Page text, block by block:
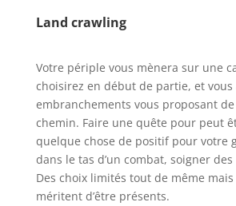
Land crawling
Votre périple vous mènera sur une
choisirez en début de partie, et
embranchements vous proposant
chemin. Faire une quête pour peut
quelque chose de positif pour votre
dans le tas d’un combat, soigner
Des choix limités tout de même
méritent d’être présents.